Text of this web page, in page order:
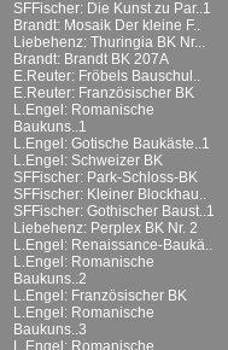
SFFischer: Die Kunst zu Par..1
Brandt: Mosaik Der kleine F..
Liebehenz: Thuringia BK Nr...
Brandt: Brandt BK 207A
E.Reuter: Fröbels Bauschul..
E.Reuter: Französischer BK
L.Engel: Romanische
Baukuns..1
L.Engel: Gotische Baukäste..1
L.Engel: Schweizer BK
SFFischer: Park-Schloss-BK
SFFischer: Kleiner Blockhau..
SFFischer: Gothischer Baust..1
Liebehenz: Perplex BK Nr. 2
L.Engel: Renaissance-Baukä..
L.Engel: Romanische
Baukuns..2
L.Engel: Französischer BK
L.Engel: Romanische
Baukuns..3
L.Engel: Romanische